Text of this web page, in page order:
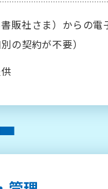
販社さま）からの電
の契約が不要）